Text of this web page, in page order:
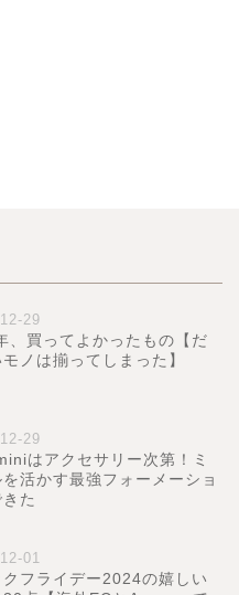
29
、買ってよかったもの【だ
ノは揃ってしまった】
29
はアクセサリー次第！ミ
活かす最強フォーメーショ
た
01
クフライデー2024の嬉しい